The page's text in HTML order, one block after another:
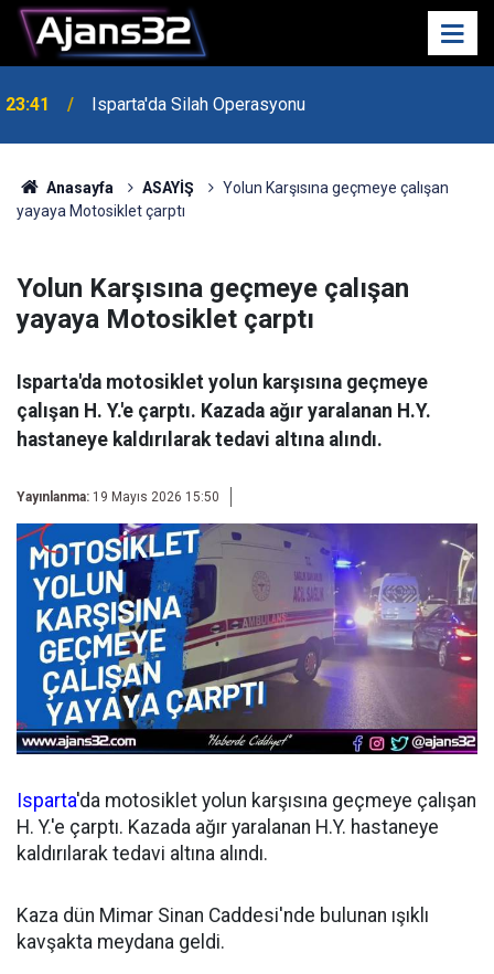
23:41
Isparta'da Silah Operasyonu
Anasayfa ASAYİŞ
Yolun Karşısına geçmeye çalışan
yayaya Motosiklet çarptı
Yolun Karşısına geçmeye çalışan
yayaya Motosiklet çarptı
Isparta'da motosiklet yolun karşısına geçmeye
çalışan H. Y.'e çarptı. Kazada ağır yaralanan H.Y.
hastaneye kaldırılarak tedavi altına alındı.
Yayınlanma: 19 Mayıs 2026 15:50
Isparta'da motosiklet yolun karşısına geçmeye çalışan
H. Y.'e çarptı. Kazada ağır yaralanan H.Y. hastaneye
kaldırılarak tedavi altına alındı.
Kaza dün Mimar Sinan Caddesi'nde bulunan ışıklı
kavşakta meydana geldi.